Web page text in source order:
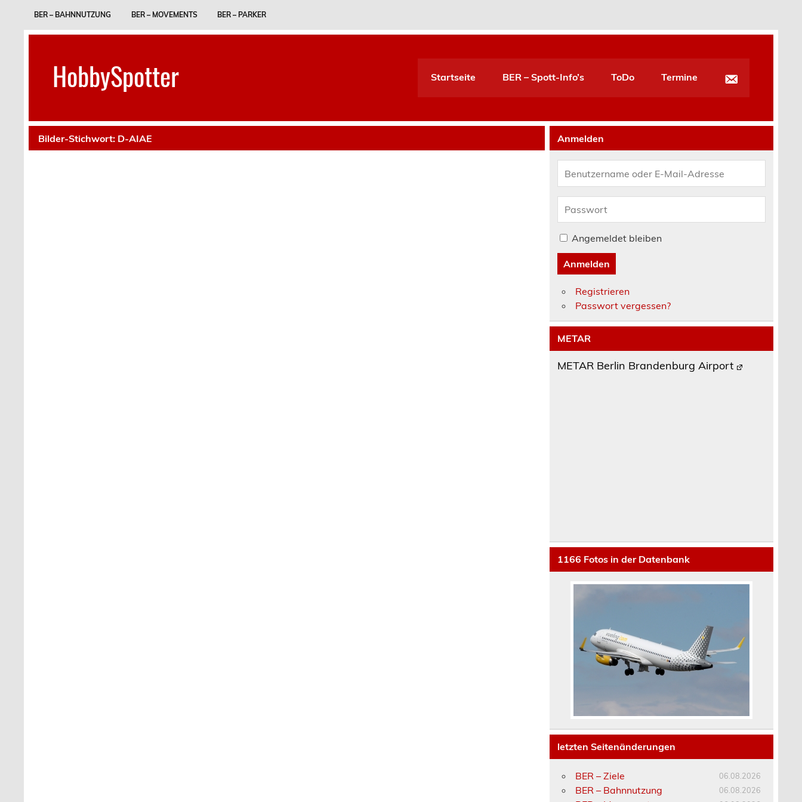
BER – BAHNNUTZUNG BER – MOVEMENTS BER – PARKER
HobbySpotter Startseite BER – Spott-Info’s ToDo Termine
Bilder-Stichwort: D-AIAE Anmelden
Angemeldet bleiben
Anmelden
Registrieren
Passwort vergessen?
METAR
METAR Berlin Brandenburg Airport
1166 Fotos in der Datenbank
letzten Seitenänderungen
BER – Ziele 06.08.2026
BER – Bahnnutzung 06.08.2026